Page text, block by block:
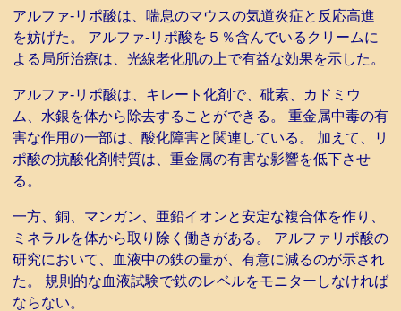
アルファ-リポ酸は、喘息のマウスの気道炎症と反応高進
を妨げた。 アルファ-リポ酸を５％含んでいるクリームに
よる局所治療は、光線老化肌の上で有益な効果を示した。
アルファ-リポ酸は、キレート化剤で、砒素、カドミウ
ム、水銀を体から除去することができる。 重金属中毒の有
害な作用の一部は、酸化障害と関連している。 加えて、リ
ポ酸の抗酸化剤特質は、重金属の有害な影響を低下させ
る。
一方、銅、マンガン、亜鉛イオンと安定な複合体を作り、
ミネラルを体から取り除く働きがある。 アルファリポ酸の
研究において、血液中の鉄の量が、有意に減るのが示され
た。 規則的な血液試験で鉄のレベルをモニターしなければ
ならない。